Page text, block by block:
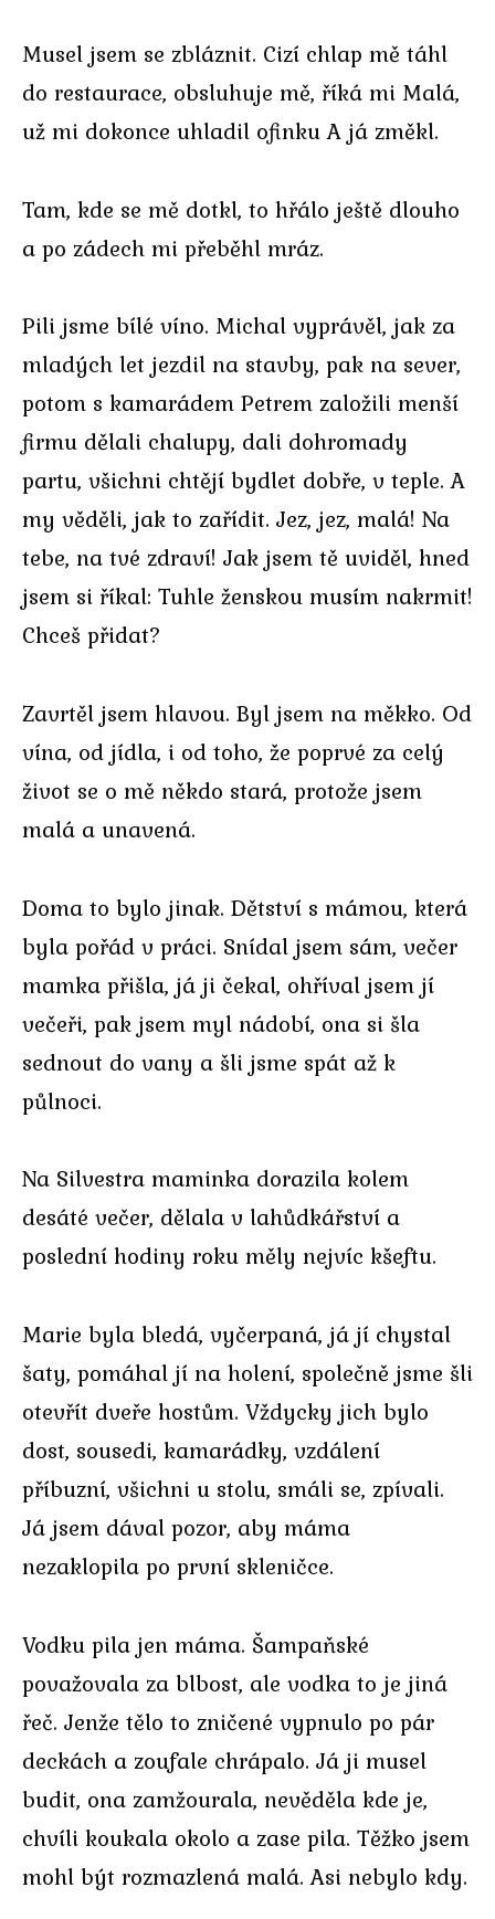
Musel jsem se zbláznit. Cizí chlap mě táhl
do restaurace, obsluhuje mě, říká mi Malá,
už mi dokonce uhladil ofinku A já změkl.
Tam, kde se mě dotkl, to hřálo ještě dlouho
a po zádech mi přeběhl mráz.
Pili jsme bílé víno. Michal vyprávěl, jak za
mladých let jezdil na stavby, pak na sever,
potom s kamarádem Petrem založili menší
firmu dělali chalupy, dali dohromady
partu, všichni chtějí bydlet dobře, v teple. A
my věděli, jak to zařídit. Jez, jez, malá! Na
tebe, na tvé zdraví! Jak jsem tě uviděl, hned
jsem si říkal: Tuhle ženskou musím nakrmit!
Chceš přidat?
Zavrtěl jsem hlavou. Byl jsem na měkko. Od
vína, od jídla, i od toho, že poprvé za celý
život se o mě někdo stará, protože jsem
malá a unavená.
Doma to bylo jinak. Dětství s mámou, která
byla pořád v práci. Snídal jsem sám, večer
mamka přišla, já ji čekal, ohříval jsem jí
večeři, pak jsem myl nádobí, ona si šla
sednout do vany a šli jsme spát až k
půlnoci.
Na Silvestra maminka dorazila kolem
desáté večer, dělala v lahůdkářství a
poslední hodiny roku měly nejvíc kšeftu.
Marie byla bledá, vyčerpaná, já jí chystal
šaty, pomáhal jí na holení, společně jsme šli
otevřít dveře hostům. Vždycky jich bylo
dost, sousedi, kamarádky, vzdálení
příbuzní, všichni u stolu, smáli se, zpívali.
Já jsem dával pozor, aby máma
nezaklopila po první skleničce.
Vodku pila jen máma. Šampaňské
považovala za blbost, ale vodka to je jiná
řeč. Jenže tělo to zničené vypnulo po pár
deckách a zoufale chrápalo. Já ji musel
budit, ona zamžourala, nevěděla kde je,
chvíli koukala okolo a zase pila. Těžko jsem
mohl být rozmazlená malá. Asi nebylo kdy.